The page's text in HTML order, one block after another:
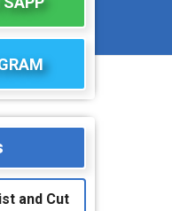
and Cut